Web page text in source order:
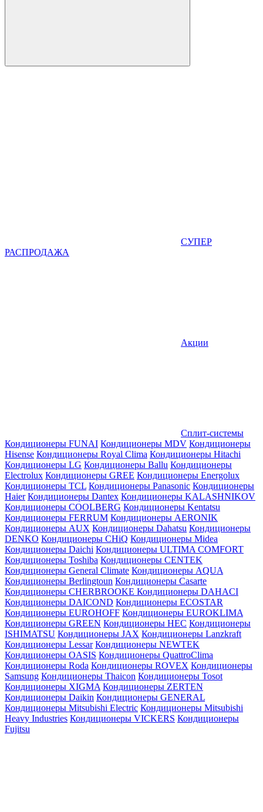
СУПЕР
РАСПРОДАЖА
Акции
Сплит-системы
Кондиционеры FUNAI Кондиционеры MDV Кондиционеры
Hisense Кондиционеры Royal Clima Кондиционеры Hitachi
Кондиционеры LG Кондиционеры Ballu Кондиционеры
Electrolux Кондиционеры GREE Кондиционеры Energolux
Кондиционеры TCL Кондиционеры Panasonic Кондиционеры
Haier Кондиционеры Dantex Кондиционеры KALASHNIKOV
Кондиционеры СOOLBERG Кондиционеры Kentatsu
Кондиционеры FERRUM Кондиционеры AERONIK
Кондиционеры AUX Кондиционеры Dahatsu Кондиционеры
DENKO Кондиционеры CHiQ Кондиционеры Midea
Кондиционеры Daichi Кондиционеры ULTIMA COMFORT
Кондиционеры Toshiba Кондиционеры CENTEK
Кондиционеры General Climate Кондиционеры AQUA
Кондиционеры Berlingtoun Кондиционеры Casarte
Кондиционеры CHERBROOKE Кондиционеры DAHACI
Кондиционеры DAICOND Кондиционеры ECOSTAR
Кондиционеры EUROHOFF Кондиционеры EUROKLIMA
Кондиционеры GREEN Кондиционеры HEC Кондиционеры
ISHIMATSU Кондиционеры JAX Кондиционеры Lanzkraft
Кондиционеры Lessar Кондиционеры NEWTEK
Кондиционеры OASIS Кондиционеры QuattroClima
Кондиционеры Roda Кондиционеры ROVEX Кондиционеры
Samsung Кондиционеры Thaicon Кондиционеры Tosot
Кондиционеры XIGMA Кондиционеры ZERTEN
Кондиционеры Daikin Кондиционеры GENERAL
Кондиционеры Mitsubishi Electric Кондиционеры Mitsubishi
Heavy Industries Кондиционеры VICKERS Кондиционеры
Fujitsu